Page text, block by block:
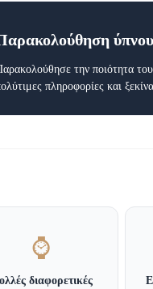
ύπνου
την ποιότητα
πληροφορίες και
⌚
διαφορετικές